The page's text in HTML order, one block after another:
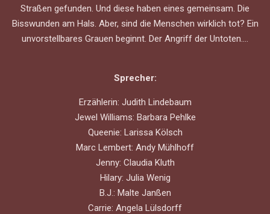
Straßen gefunden. Und diese haben eines gemeinsam. Die
Bisswunden am Hals. Aber, sind die Menschen wirklich tot? Ein
unvorstellbares Grauen beginnt. Der Angriff der Untoten....
Sprecher:
Erzählerin: Judith Lindebaum
Jewel Williams: Barbara Pehlke
Queenie: Larissa Kölsch
Marc Lembert: Andy Mühlhoff
Jenny: Claudia Kluth
Hilary: Julia Wenig
B.J.: Malte Janßen
Carrie: Angela Lülsdorff